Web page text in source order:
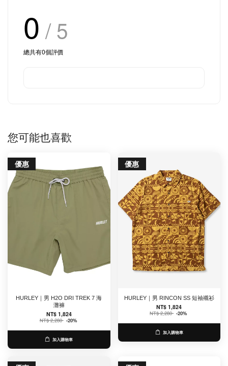
0 / 5
總共有0個評價
您可能也喜歡
優惠
HURLEY｜男 H2O DRI TREK 7 海
灘褲
NT$ 1,824
NT$ 2,280 -20%
加入購物車
優惠
HURLEY｜男 RINCON SS 短袖襯衫
NT$ 1,824
NT$ 2,280 -20%
加入購物車